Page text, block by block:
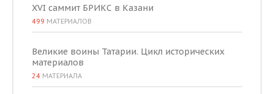
XVI саммит БРИКС в Казани
499 МАТЕРИАЛОВ
Великие воины Татарии. Цикл исторических
материалов
24 МАТЕРИАЛА